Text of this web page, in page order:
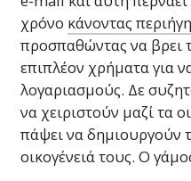
χρόνο κάνοντας
προσπαθώντας να βρει
επιπλέον χρήματα για
λογαριασμούς. Δε
να χειριστούν μαζί τα
πάψει να δημιουργούν
οικογένειά τους. Ο